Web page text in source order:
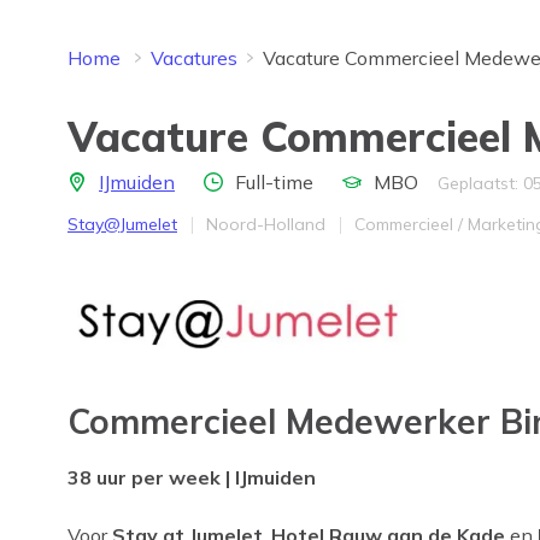
Home Vacatures Vacature Commercieel
Vacature Commercieel
LocatieIJmuiden Aantal uren
Full-time Opleidingsniveau
MBO
Geplaatst:
Bedrijf
Stay@Jumelet Provincie
Noord-Holland Werkveld
Commercieel /
Commercieel Medewerker
38 uur per week | IJmuiden